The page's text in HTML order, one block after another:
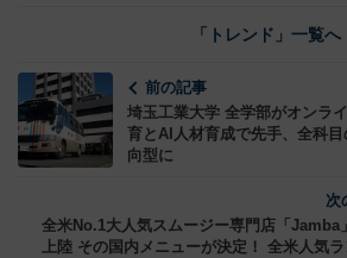
「トレンド」一覧へ
前の記事
埼玉工業大学 全学部がオンラ
育とAI人材育成で先手、全科
向型に
次
全米No.1大人気スムージー専門店「Jamba
上陸 その国内メニューが決定！ 全米人気ラ